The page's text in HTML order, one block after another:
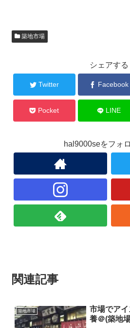
築地市場
シェアする
Twitter Facebook
Pocket LINE
hal9000seをフォ
関連記事
築地市場
市場でア
養＠(築地